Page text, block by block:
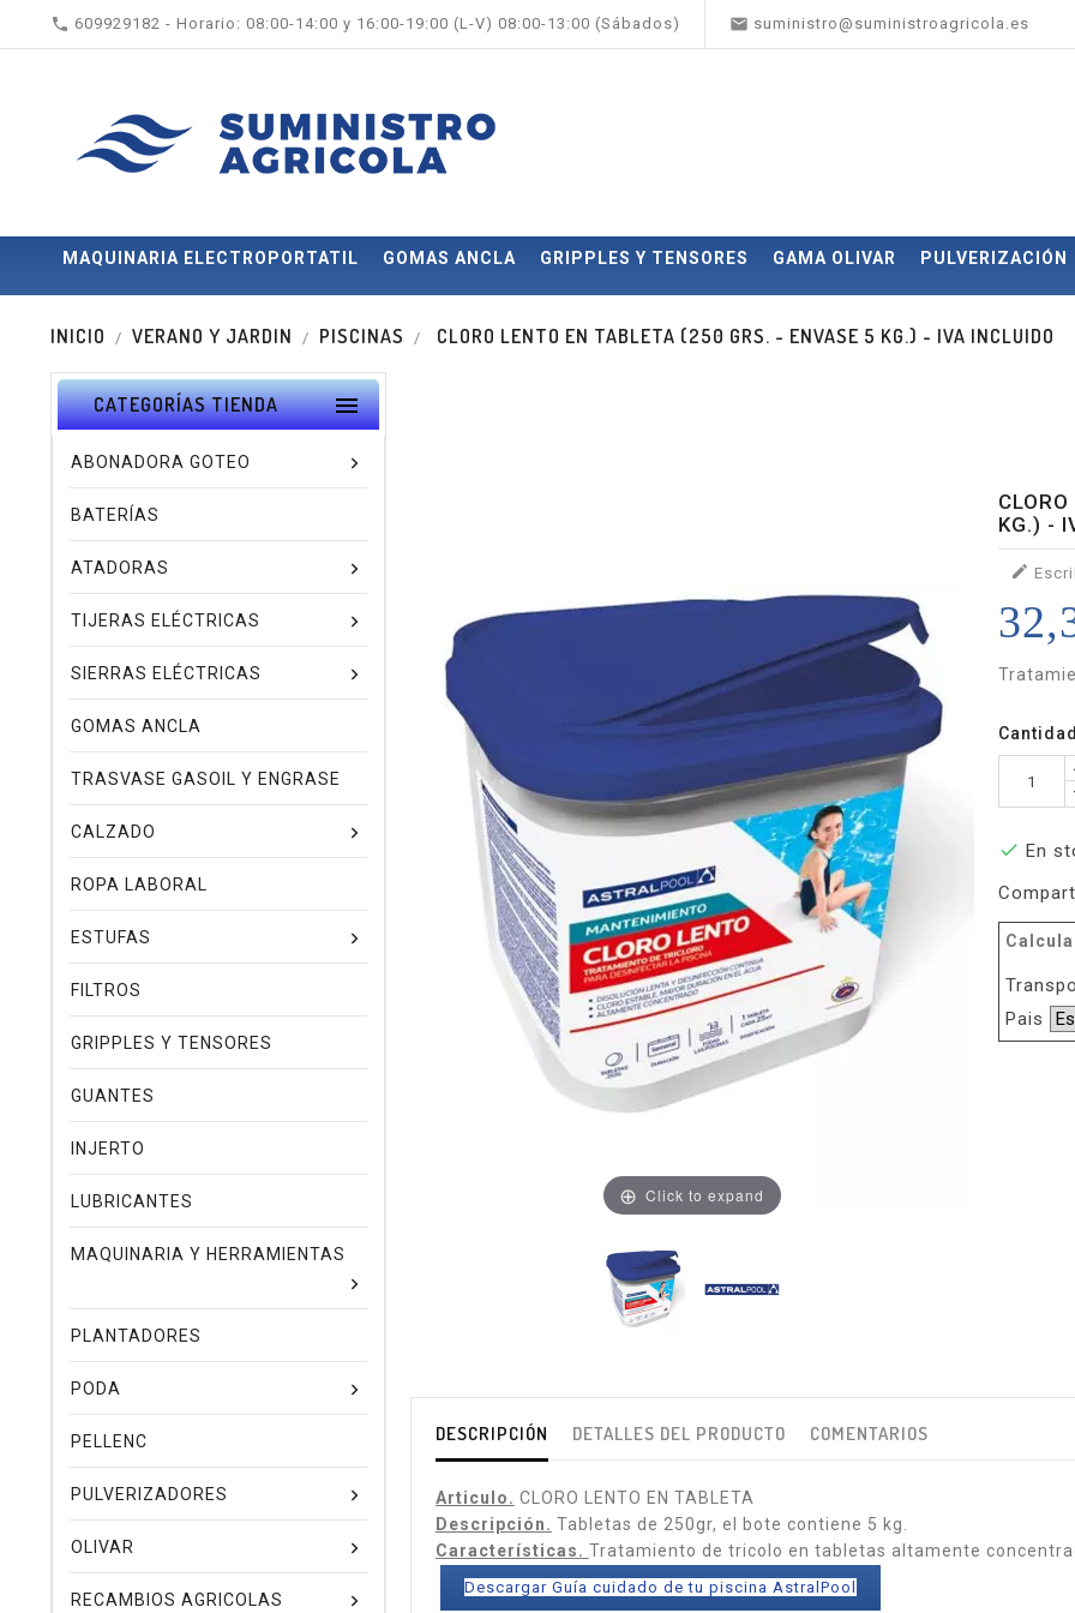
 609929182 - Horario: 08:00-14:00 y 16:00-19:00 (L-V) 08:00-13:00 (Sábados)  suministro@suministroagricola.es
MAQUINARIA ELECTROPORTATIL GOMAS ANCLA GRIPPLES Y TENSORES GAMA OLIVAR PULVERIZACIÓN
INICIO VERANO Y JARDIN PISCINAS CLORO LENTO EN TABLETA (250 GRS. - ENVASE 5 KG.) - IVA INCLUIDO
CATEGORÍAS TIENDA 
ABONADORA GOTEO
BATERÍAS
ATADORAS
TIJERAS ELÉCTRICAS
SIERRAS ELÉCTRICAS
GOMAS ANCLA
TRASVASE GASOIL Y ENGRASE
CALZADO
ROPA LABORAL
ESTUFAS
FILTROS
GRIPPLES Y TENSORES
GUANTES
INJERTO
LUBRICANTES
MAQUINARIA Y HERRAMIENTAS
PLANTADORES
PODA
PELLENC
PULVERIZADORES
OLIVAR
RECAMBIOS AGRICOLAS
Click to expand
KG.) -

 En
Pais
DESCRIPCIÓN DETALLES DEL PRODUCTO COMENTARIOS
Articulo. CLORO LENTO EN TABLETA
Descripción. Tabletas de 250gr, el bote contiene 5 kg.
Características. Tratamiento de tricolo en tabletas altamente
Descargar Guía cuidado de tu piscina AstralPool